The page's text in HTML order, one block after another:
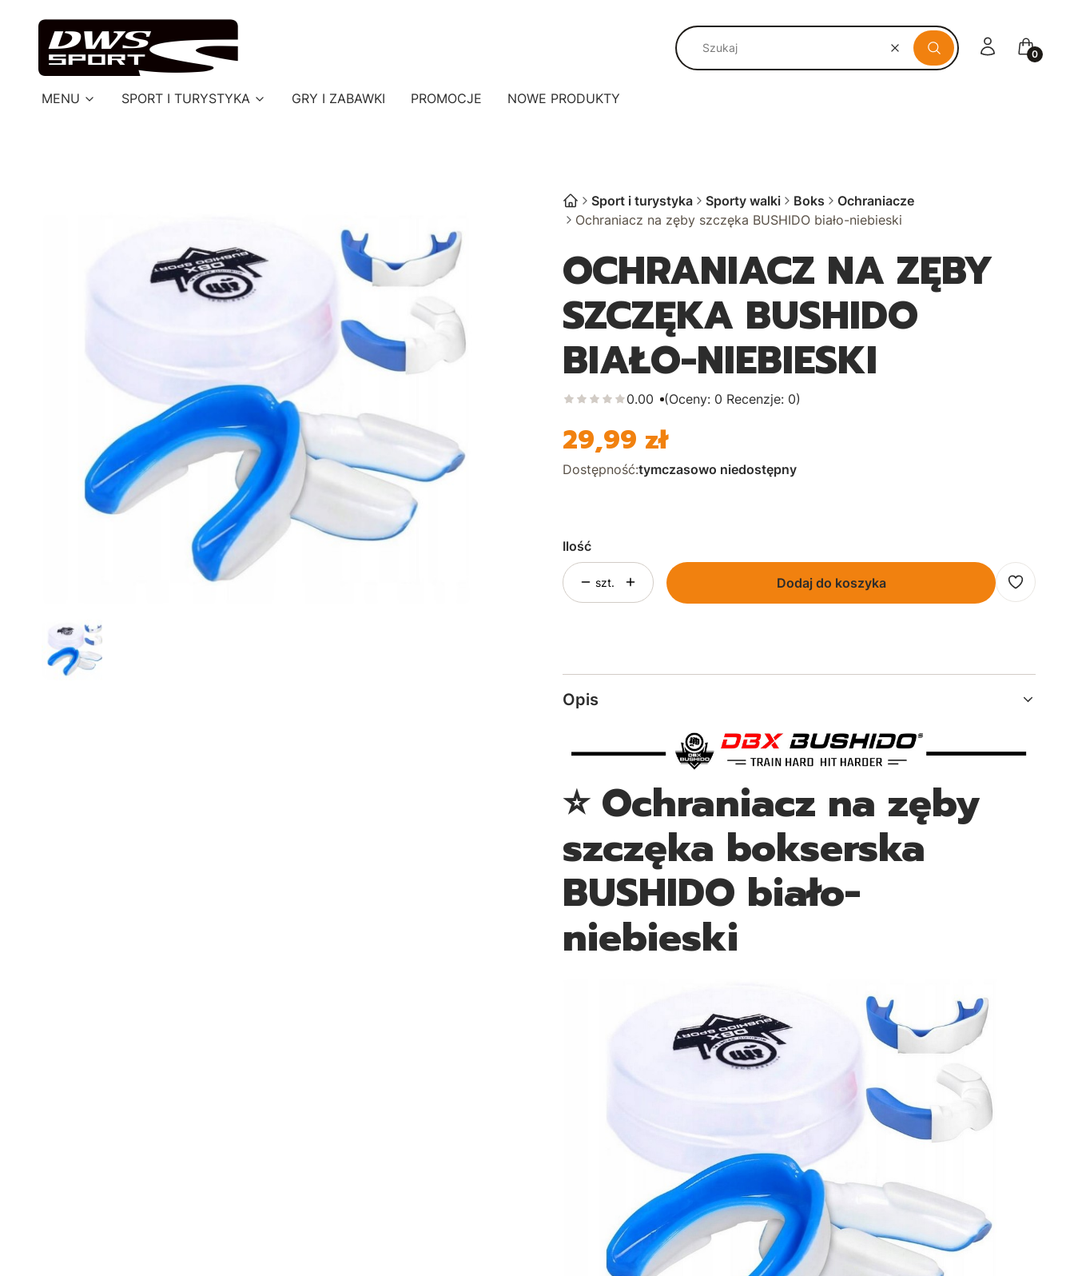
WyczyśćSzukaj
Zaloguj sięKoszyk
MENU SPORT I TURYSTYKA GRY I ZABAWKI PROMOCJE NOWE PRODUKTY
Sport i turystyka Sporty walki Boks
Ochraniacze
Ochraniacz na zęby szczęka BUSHIDO biało-niebieski
OCHRANIACZ NA ZĘBY
SZCZĘKA BUSHIDO
BIAŁO-NIEBIESKI
0.00 (Oceny: 0 Recenzje: 0)
Cena
29,99 zł
Dostępność:tymczasowo niedostępny
Ilość
szt. Dodaj do koszyka
Opis
⭐ Ochraniacz na zęby
szczęka bokserska
BUSHIDO biało-
niebieski